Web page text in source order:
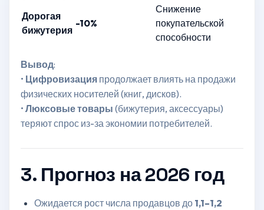
Дорогая
бижутерия
-10%
Снижение
покупательской
способности
Вывод:
• Цифровизация продолжает влиять на продажи
физических носителей (книг, дисков).
•Люксовые товары (бижутерия, аксессуары)
теряют спрос из-за экономии потребителей.
3. Прогноз на 2026 год
Ожидается рост числа продавцов до 1,1–1,2